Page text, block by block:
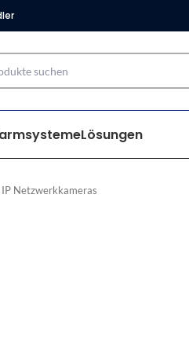
Lösungen
IP Netzwerkkameras